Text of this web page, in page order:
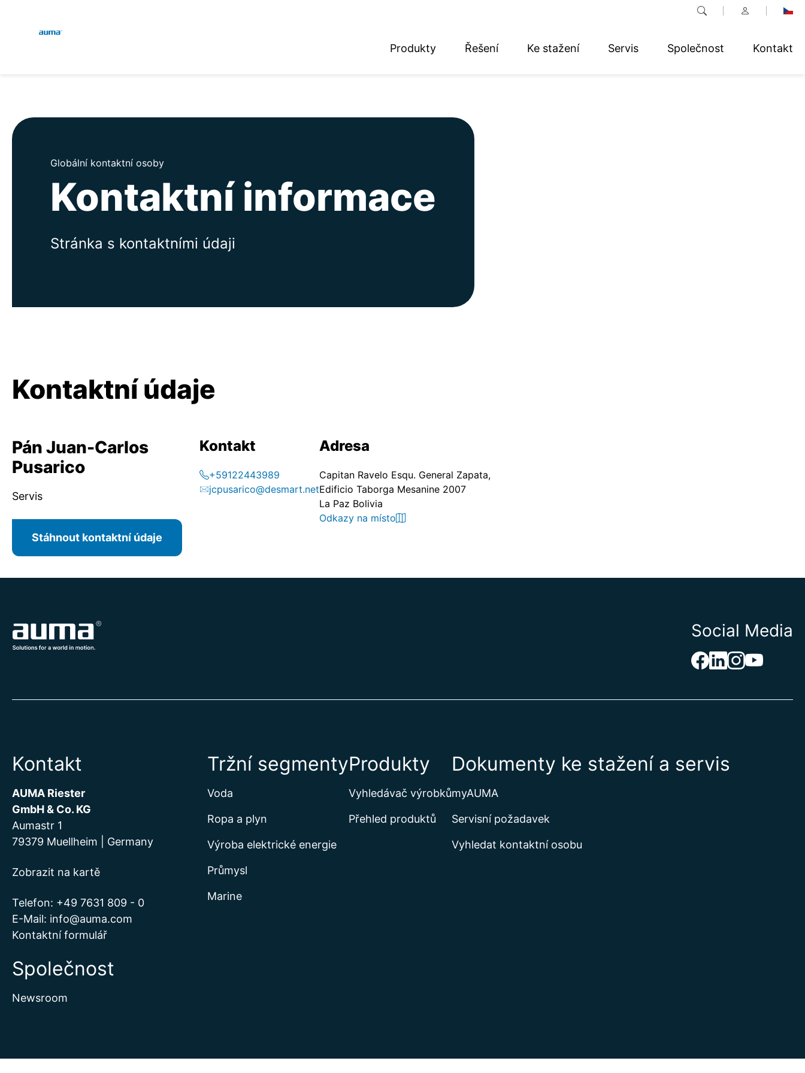
Produkty Řešení Ke stažení Servis Společnost Kontakt
Evropa
Asie a Pacifik
Severní Amerika
Globální kontaktní osoby
Kontaktní informace
Stránka s kontaktními údaji
Kontaktní údaje
Pán Juan-Carlos
Pusarico
Servis
Stáhnout kontaktní údaje
Kontakt
+59122443989
jcpusarico@desmart.net
Adresa
Capitan Ravelo Esqu. General Zapata,
Edificio Taborga Mesanine 2007
La Paz Bolivia
Odkazy na místo
Social Media
Kontakt
AUMA Riester
GmbH & Co. KG
Aumastr 1
79379 Muellheim | Germany
Zobrazit na kartě
Telefon: +49 7631 809 - 0
E-Mail: info@auma.com
Kontaktní formulář
Tržní segmenty
Voda
Ropa a plyn
Výroba elektrické energie
Průmysl
Marine
Produkty
Vyhledávač výrobků
Přehled produktů
Dokumenty ke stažení a servis
myAUMA
Servisní požadavek
Vyhledat kontaktní osobu
Společnost
Newsroom